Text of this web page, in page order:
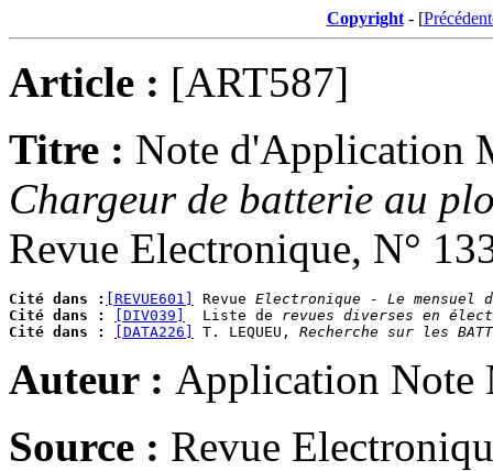
Copyright- [
Article : [ART587]
Titre : Note d'Application
Chargeur de batterie au
Revue Electronique, N°
Cité dans : [REVUE601] Revue Electronique - Le mensuel
Cité dans :
[DIV039]
  Liste de
revues diverses en
Cité dans :
[DATA226] T. LEQUEU, Recherche sur les
Auteur : Application Note
Source : Revue